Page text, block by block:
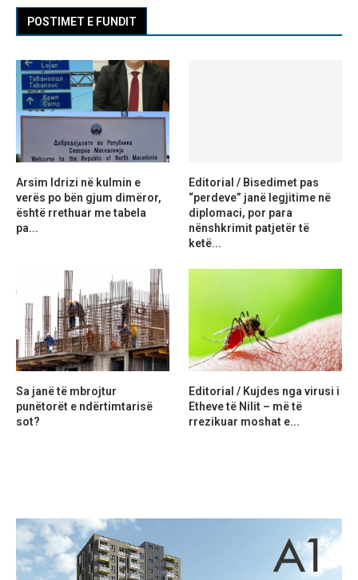
POSTIMET E FUNDIT
Arsim Idrizi në kulmin e
verës po bën gjum dimëror,
është rrethuar me tabela
pa...
Editorial / Bisedimet pas
“perdeve” janë legjitime në
diplomaci, por para
nënshkrimit patjetër të
ketë...
Sa janë të mbrojtur
punëtorët e ndërtimtarisë
sot?
Editorial / Kujdes nga virusi i
Etheve të Nilit – më të
rrezikuar moshat e...